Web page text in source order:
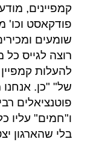
קמפיינים,
פודקאסט וכו'
שומעים
רוצה לגייס
להעלות קמפיין
של" "כן. אנחנו
פוטנציאלים
ו"חמים" עליו
בלי שהארגון